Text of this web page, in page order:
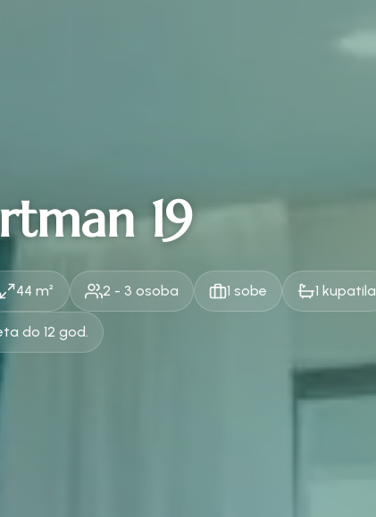
19
44 m² 2 - 3 osoba 1 sobe 1 kupatila
do 12 god.